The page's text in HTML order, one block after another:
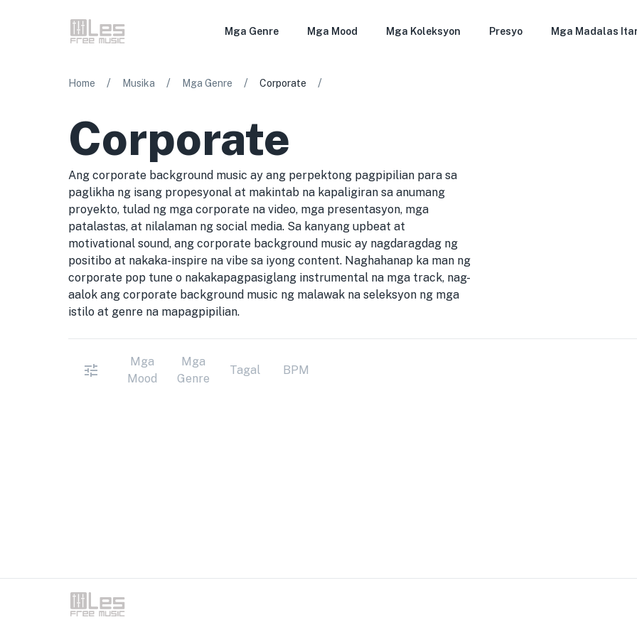
Mga Genre Mga Mood Mga Koleksyon Presyo Mga Madalas
Home / Musika / Mga Genre / Corporate /
Corporate
Ang corporate background music ay ang perpektong pagpipilian para sa
paglikha ng isang propesyonal at makintab na kapaligiran sa anumang
proyekto, tulad ng mga corporate na video, mga presentasyon, mga
patalastas, at nilalaman ng social media. Sa kanyang upbeat at
motivational sound, ang corporate background music ay nagdaragdag ng
positibo at nakaka-inspire na vibe sa iyong content. Naghahanap ka man ng
corporate pop tune o nakakapagpasiglang instrumental na mga track, nag-
aalok ang corporate background music ng malawak na seleksyon ng mga
istilo at genre na mapagpipilian.
Mga
Mood
Mga
Genre
Tagal BPM